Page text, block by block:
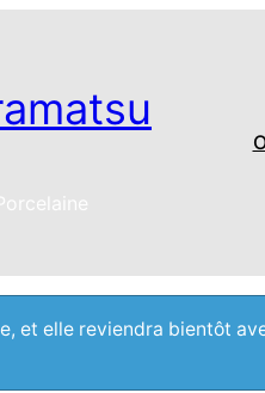
et elle reviendra bientôt